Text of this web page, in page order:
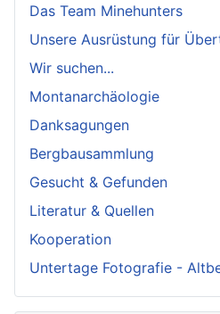
Das Team Minehunters
Unsere Ausrüstung für
Wir suchen...
Montanarchäologie
Danksagungen
Bergbausammlung
Gesucht & Gefunden
Literatur & Quellen
Kooperation
Untertage Fotografie -